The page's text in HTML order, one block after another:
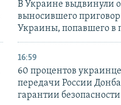
В Украине выдвинули
выносившего
Украины, попавшего в
16:59
60 процентов
передачи России
гарантии